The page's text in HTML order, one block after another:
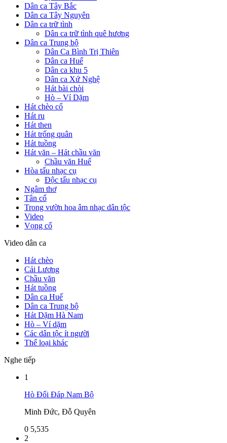
Dân ca Tây Bắc
Dân ca Tây Nguyên
Dân ca trữ tình
Dân ca trữ tình quê hương
Dân ca Trung bộ
Dân Ca Bình Trị Thiên
Dân ca Huế
Dân ca khu 5
Dân ca Xứ Nghệ
Hát bài chòi
Hò – Ví Dặm
Hát chèo cổ
Hát ru
Hát then
Hát trống quân
Hát tuồng
Hát văn – Hát chầu văn
Chầu văn Huế
Hòa tấu nhạc cụ
Độc tấu nhạc cụ
Ngâm thơ
Tân cổ
Trong vườn hoa âm nhạc dân tộc
Video
Vọng cổ
Video dân ca
Hát chèo
Cải Lương
Chầu văn
Hát tuồng
Dân ca Huế
Dân ca Trung bộ
Hát Dặm Hà Nam
Hò – Ví dặm
Các dân tộc ít người
Thể loại khác
Nghe tiếp
1
Hò Đối Đáp Nam Bộ
Minh Đức, Đỗ Quyên
0 5,535
2